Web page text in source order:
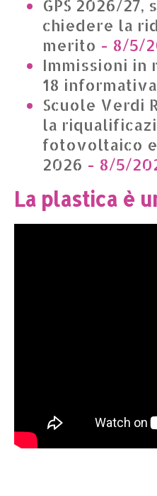
GPS 2026/
chiedere la
merito - 8/5/
Immissioni
18
Scuole Verdi
la
fotovoltaico
2026 - 8/5/
La plastica è